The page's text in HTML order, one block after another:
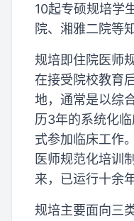
10起专硕规培学
院、湘雅二院等
规培即住院医师
在接受院校教育
地，通常是以综
历3年的系统化
式参加临床工作
医师规范化培训
来，已运行十余年
规培主要面向三